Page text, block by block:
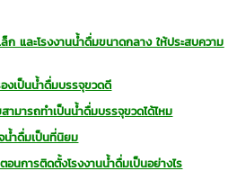
ก และโรงงานน้ำดื่มขนาดกลาง ให้ประสบความ
งเป็นน้ำดื่มบรรจุขวดดี
มารถทำเป็นน้ำดื่มบรรจุขวดได้ไหม
น้ำดื่มเป็นที่นิยม
นการติดตั้งโรงงานน้ำดื่มเป็นอย่างไร